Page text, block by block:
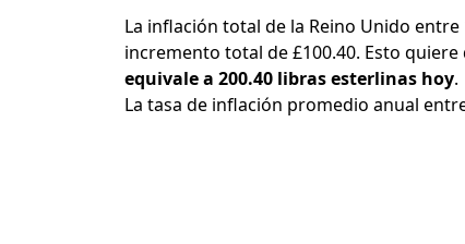
La inflación total de la Reino Unido
incremento total de £100.40. Esto quiere
equivale a 200.40 libras esterlinas hoy.
La tasa de inflación promedio anual